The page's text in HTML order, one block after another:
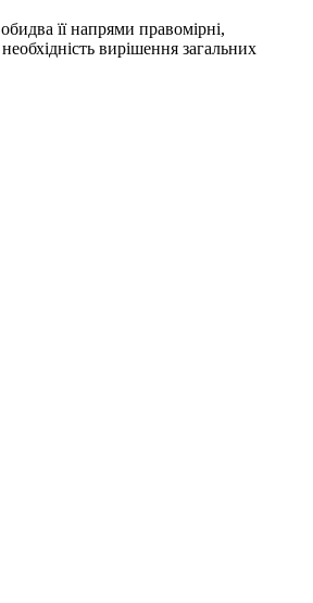
її напрями правомірні,
вирішення загальних